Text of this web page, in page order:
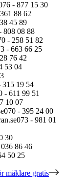
- 877 15 30
88 62
45 89
808 08 88
- 258 51 82
- 663 66 25
76 42
53 04
315 19 54
- 611 99 51
10 07
070 - 395 24 00
073 - 981 01
30
86 46
50 25
mäklare gratis